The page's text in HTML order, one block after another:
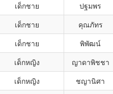
เด็กชาย ปฐมพร
เด็กชาย คุณภัทร
เด็กชาย พิพัฒน์
เด็กหญิง ญาดาพิชชา
เด็กหญิง ชญานิศา